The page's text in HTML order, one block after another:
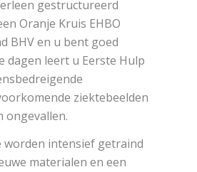
gestructureerd
Oranje Kruis EHBO
BHV en u bent goed
dagen leert u Eerste Hulp
ziektebeelden
ongevallen.
intensief getraind
materialen en een